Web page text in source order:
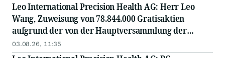
Leo International Precision Health AG: Herr Leo
Wang, Zuweisung von 78.844.000 Gratisaktien
aufgrund der von der Hauptversammlung der
Emittentin am 12. Juni 2026 beschlossenen und am
28. Juli 2026 im Handelsregister eingetragenen...
03.08.26, 11:35